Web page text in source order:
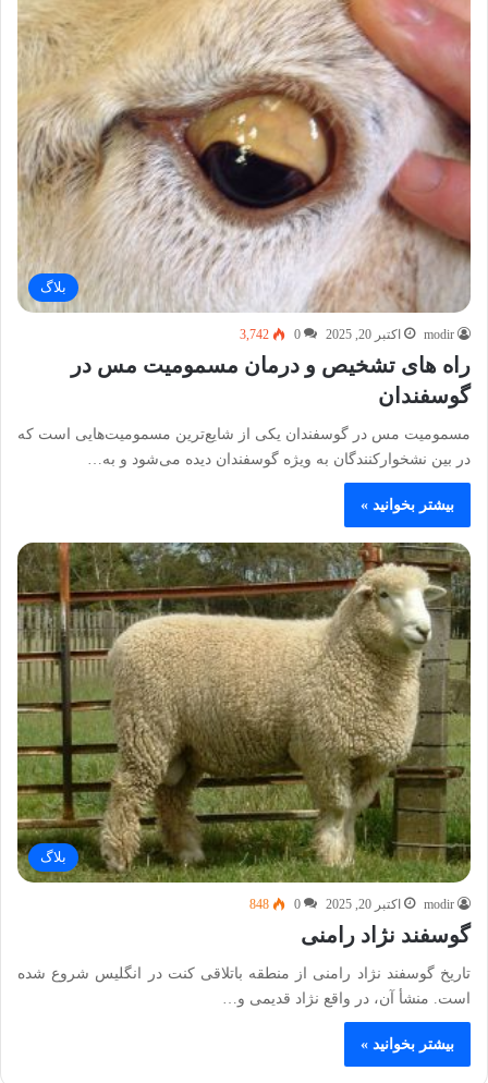
بلاگ
modir اکتبر 20, 2025 0
3,742
راه های تشخیص و درمان مسمومیت مس در
گوسفندان
مسمومیت مس در گوسفندان یکی از شایع‌ترین مسمومیت‌هایی است که
در بین نشخوارکنندگان به‌ ویژه گوسفندان دیده می‌شود و به…
بیشتر بخوانید »
بلاگ
modir اکتبر 20, 2025 0
848
گوسفند نژاد رامنی
تاریخ گوسفند نژاد رامنی از منطقه باتلاقی کنت در انگلیس شروع شده
است. منشأ آن، در واقع نژاد قدیمی و…
بیشتر بخوانید »